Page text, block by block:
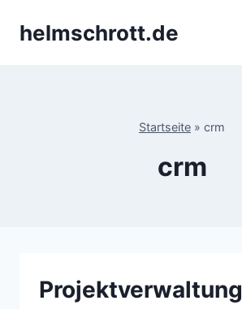
Inhalthelmschrott.de
Startseite » crm
crm
Projektverwaltung